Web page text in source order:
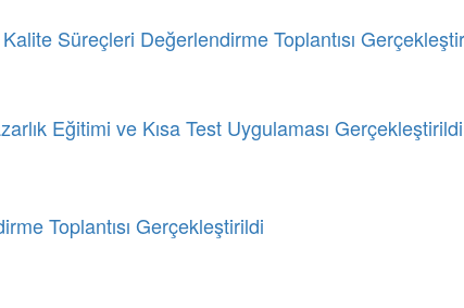
Süreçleri Değerlendirme Toplantısı
Eğitimi ve Kısa Test Uygulaması Gerçekleştirildi
Toplantısı Gerçekleştirildi